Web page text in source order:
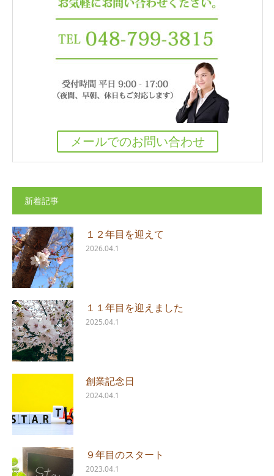
メールでのお問い合わせ
新着記事
１２年目を迎えて
2026.04.1
１１年目を迎えました
2025.04.1
創業記念日
2024.04.1
９年目のスタート
2023.04.1